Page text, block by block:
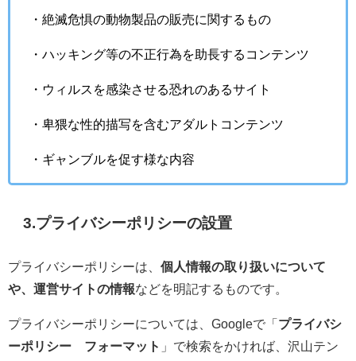
・絶滅危惧の動物製品の販売に関するもの
・ハッキング等の不正行為を助長するコンテンツ
・ウィルスを感染させる恐れのあるサイト
・卑猥な性的描写を含むアダルトコンテンツ
・ギャンブルを促す様な内容
3.プライバシーポリシーの設置
プライバシーポリシーは、 個人情報の取り扱いについて
や、運営サイトの情報などを明記するものです。
プライバシーポリシーについては、Googleで「 プライバシ
ーポリシー フォーマット 」で検索をかければ、沢山テン